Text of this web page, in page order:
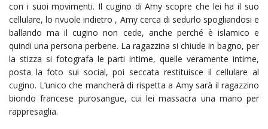
con i suoi movimenti. Il cugino di Amy scopre che lei ha il suo
cellulare, lo rivuole indietro , Amy cerca di sedurlo spogliandosi e
ballando ma il cugino non cede, anche perché è islamico e
quindi una persona perbene. La ragazzina si chiude in bagno, per
la stizza si fotografa le parti intime, quelle veramente intime,
posta la foto sui social, poi seccata restituisce il cellulare al
cugino. L’unico che mancherà di rispetta a Amy sarà il ragazzino
biondo francese purosangue, cui lei massacra una mano per
rappresaglia.